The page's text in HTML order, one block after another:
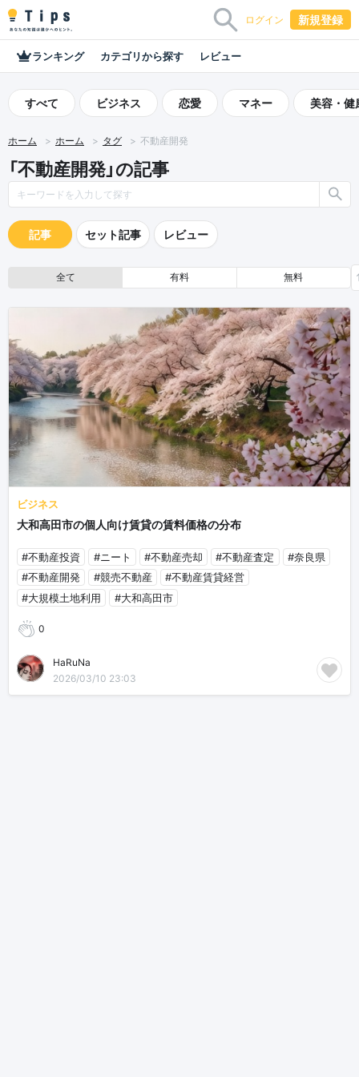
ログイン 新規登録
ランキング カテゴリから探す レビュー
すべて ビジネス 恋愛 マネー 美容・健
ホーム ホーム タグ 不動産開発
「不動産開発」の記事
記事 セット記事 レビュー
全て 有料 無料
ビジネス
大和高田市の個人向け賃貸の賃料価格の分布
#不動産投資 #ニート #不動産売却 #不動産査定
#奈良県
#不動産開発
#競売不動産
#不動産賃貸経営
#大規模土地利用
#大和高田市
0
HaRuNa
2026/03/10 23:03